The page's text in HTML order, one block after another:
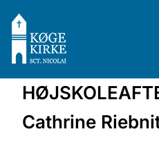
Cathrine